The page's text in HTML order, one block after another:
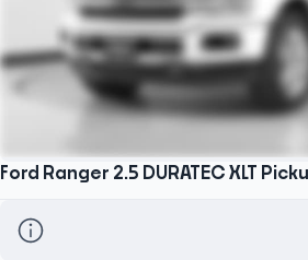
Ford Ranger 2.5 DURATEC XLT